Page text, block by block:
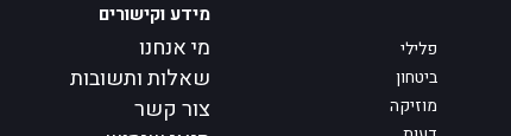
פלילי
ביטחון
מוזיקה
מידע וקישורים
מי אנחנו
שאלות ותשובות
צור קשר